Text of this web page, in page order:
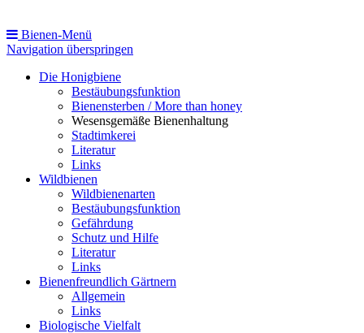
Bienen-Menü
Navigation überspringen
Die Honigbiene
Bestäubungsfunktion
Bienensterben / More than honey
Wesensgemäße Bienenhaltung
Stadtimkerei
Literatur
Links
Wildbienen
Wildbienenarten
Bestäubungsfunktion
Gefährdung
Schutz und Hilfe
Literatur
Links
Bienenfreundlich Gärtnern
Allgemein
Links
Biologische Vielfalt